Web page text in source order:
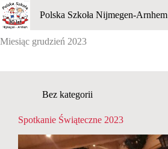
Przejdź
do
treści
Polska Szkoła Nijmegen-Arnhem
Miesiąc grudzień 2023
Bez kategorii
Spotkanie Świąteczne 2023